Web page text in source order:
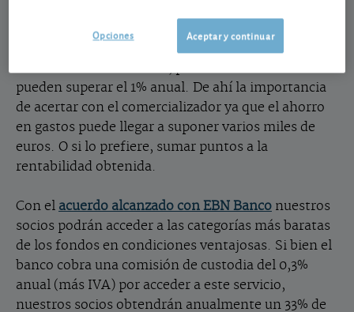
baratas-, frente a las clases sucias, -las más caras
para el inversor minoritario-. En pocos casos estas
pueden superar el 1% anual. De ahí la importancia
de acertar con el comercializador ya que el ahorro
en gastos puede llegar a suponer varios miles de
euros. O si lo prefiere, sumar puntos a la
rentabilidad obtenida.
Con el acuerdo alcanzado con EBN Banco nuestros
socios podrán acceder a las categorías más baratas
de los fondos en condiciones ventajosas. Si bien el
banco cobra una comisión de custodia del 0,3%
anual (más IVA) por acceder a este servicio,
nuestros socios obtendrán anualmente un 33% de
Aceptar y continuar
Opciones